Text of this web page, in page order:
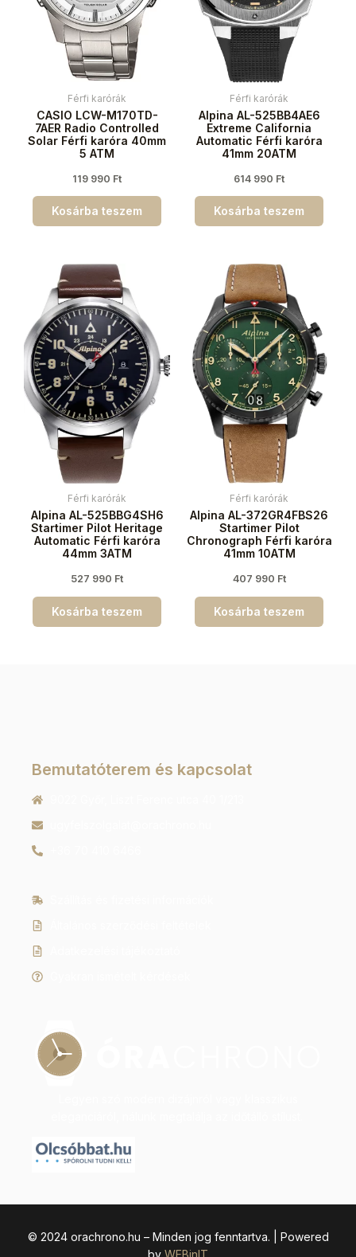
Férfi karórák
CASIO LCW-M170TD-
7AER Radio Controlled
Solar Férfi karóra 40mm
5 ATM
119 990 Ft
Kosárba teszem
Férfi karórák
Alpina AL-525BB4AE6
Extreme California
Automatic Férfi karóra
41mm 20ATM
614 990 Ft
Kosárba teszem
Férfi karórák
Alpina AL-525BBG4SH6
Startimer Pilot Heritage
Automatic Férfi karóra
44mm 3ATM
527 990 Ft
Kosárba teszem
Férfi karórák
Alpina AL-372GR4FBS26
Startimer Pilot
Chronograph Férfi karóra
41mm 10ATM
407 990 Ft
Kosárba teszem
Bemutatóterem és kapcsolat
© 2024 orachrono.hu – Minden jog fenntartva. | Powered
by WEBinIT